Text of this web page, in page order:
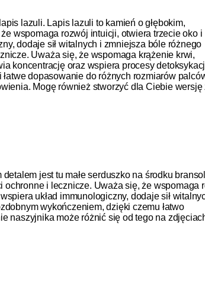
lazuli. Lapis lazuli to kamień o głębokim,
wspomaga rozwój intuicji, otwiera trzecie oko i
dodaje sił witalnych i zmniejsza bóle różnego
Uważa się, że wspomaga krążenie krwi,
koncentrację oraz wspiera procesy
dopasowanie do różnych rozmiarów
Mogę również stworzyć dla Ciebie wersję
jest tu małe serduszko na środku
ochronne i lecznicze. Uważa się, że wspomaga
układ immunologiczny, dodaje sił
wykończeniem, dzięki czemu łatwo
naszyjnika może różnić się od tego na